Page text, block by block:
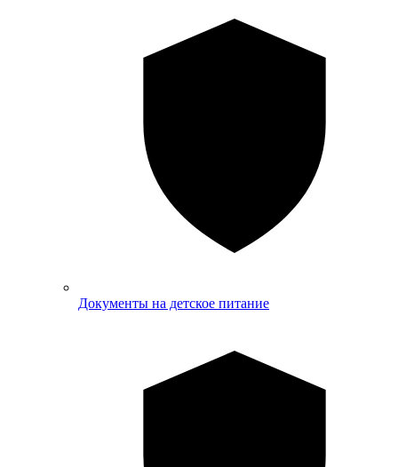
Документы на детское питание